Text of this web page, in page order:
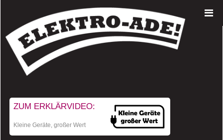
ZUM ERKLÄRVIDEO:
Kleine Geräte, großer Wert